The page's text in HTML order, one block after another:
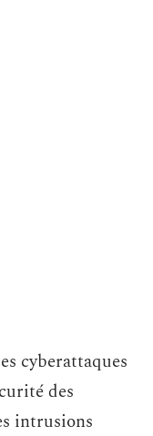
cyberattaques
des
intrusions